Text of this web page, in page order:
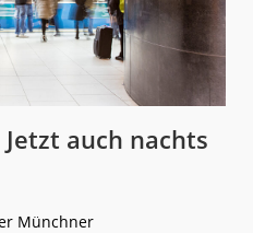
auch nachts
Münchner